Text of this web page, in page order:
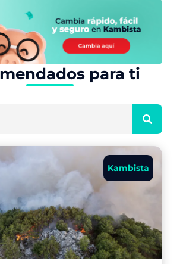
para ti
Kambista